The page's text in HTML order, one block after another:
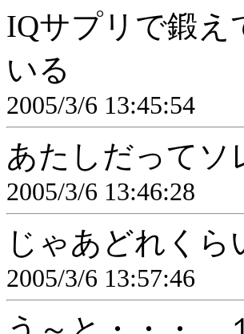
IQサプリで鍛え
いる
2005/3/6 13:45:54
あたしだってソ
2005/3/6 13:46:28
じゃあどれくら
2005/3/6 13:57:46